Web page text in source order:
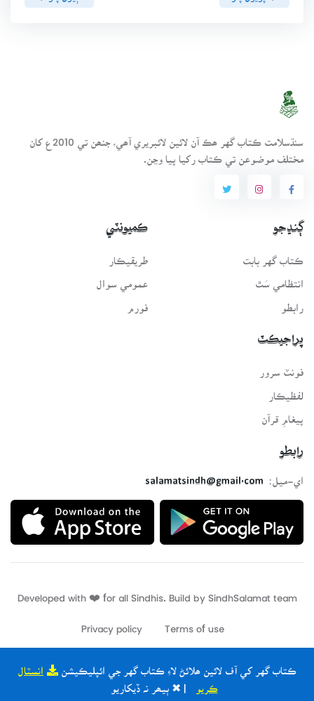
ڪتاب گهر کي آف لائين ھلائڻ لاءِ ڪتاب گهر جي ائپليڪيشن انسٽال
| ✖ ٻيھر نہ ڏيکاريو
سنڌسلامت ڪتاب گهر ھڪ آن لائين لائبريري آھي، جنھن تي 2010ع کان
مختلف موضوعن تي ڪتاب رکيا پيا وڃن.
ڳنڍجو
ڪتاب گهر بابت
انتظامي سَٿ
رابطو
ڪميونٽي
طريقيڪار
عمومي سوال
فورم
پراجيڪٽ
فونٽ سرور
لفظيڪار
پيغامِ قرآن
رابطو
اي-ميل:
salamatsindh@gmail.com
Developed with ❤️ for all Sindhis. Build by SindhSalamat
Terms of use
Privacy policy